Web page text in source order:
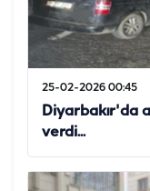
25-02-2026 00:45
Diyarbakır'da
verdi...